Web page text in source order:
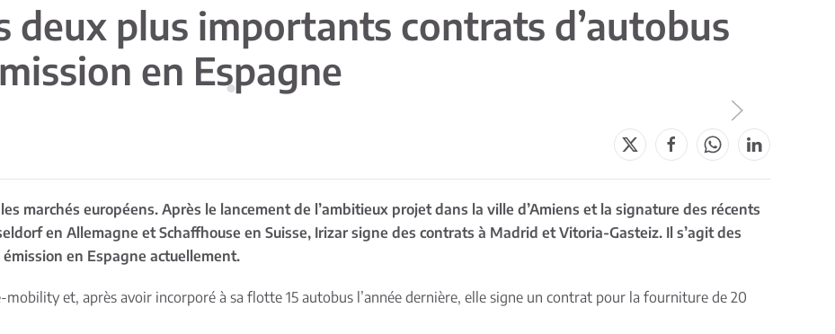
deux plus importants contrats d’autobus
en Espagne
marchés européens. Après le lancement de l’ambitieux projet dans la ville d’Amiens et la signature des récents
en Allemagne et Schaffhouse en Suisse, Irizar signe des contrats à Madrid et Vitoria-Gasteiz. Il s’agit des
en Espagne actuellement.
mobility et, après avoir incorporé à sa flotte 15 autobus l’année dernière, elle signe un contrat pour la fourniture de 20